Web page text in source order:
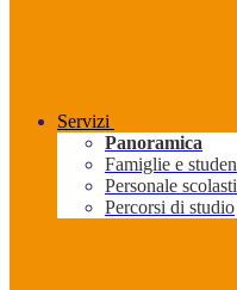
Servizi
Panoramica
Famiglie e
Personale
Percorsi di studio